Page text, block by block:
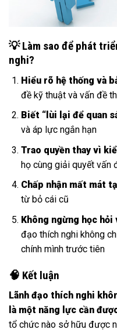
💡 Làm sao để phát
nghi?
Hiểu rõ hệ thống và
đề kỹ thuật và vấn đề
Biết “lùi lại để quan
và áp lực ngắn hạn
Trao quyền thay vì
họ cùng giải quyết vấn
Chấp nhận mất mát
từ bỏ cái cũ
Không ngừng học hỏi
đạo thích nghi không
chính mình trước tiên
🧠 Kết luận
Lãnh đạo thích nghi
là một năng lực cần
tổ chức nào sở hữu được